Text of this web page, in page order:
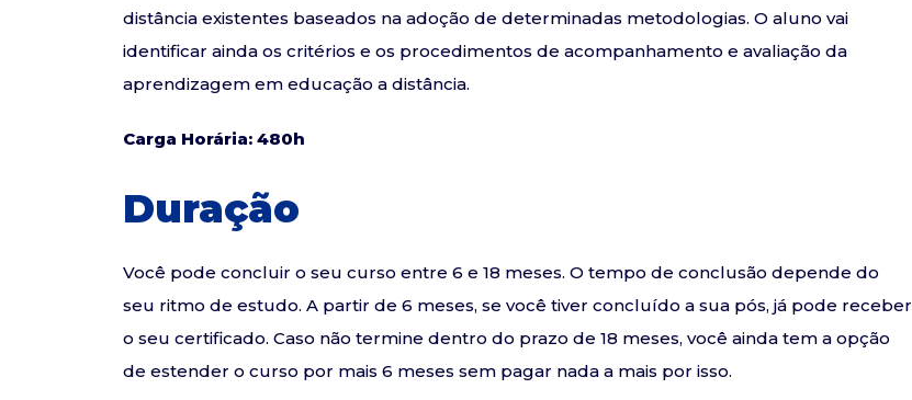
distância existentes baseados na adoção de determinadas metodologias. O aluno vai
identificar ainda os critérios e os procedimentos de acompanhamento e avaliação da
aprendizagem em educação a distância.
Carga Horária: 480h
Duração
Você pode concluir o seu curso entre 6 e 18 meses. O tempo de conclusão depende do
seu ritmo de estudo. A partir de 6 meses, se você tiver concluído a sua pós, já pode receber
o seu certificado. Caso não termine dentro do prazo de 18 meses, você ainda tem a opção
de estender o curso por mais 6 meses sem pagar nada a mais por isso.